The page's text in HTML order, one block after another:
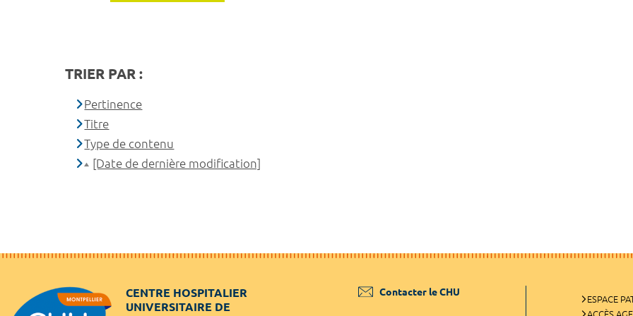
TRIER PAR :
Pertinence
Titre
Type de contenu
[Date de dernière modification]
CENTRE HOSPITALIER
UNIVERSITAIRE DE
Contacter le CHU
ESPACE
ACCÈS